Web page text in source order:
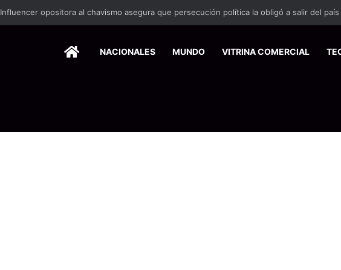
Industria plástica se suma a la economía circular
HOMENACIONALES MUNDO VITRINA COMERCIAL